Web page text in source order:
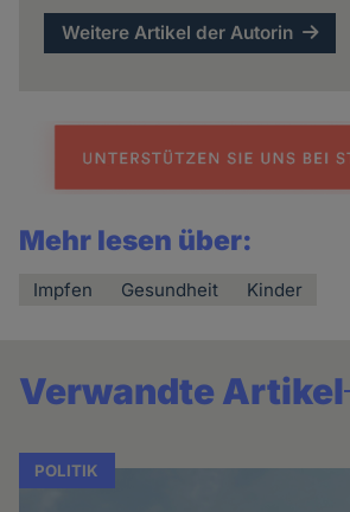
Weitere Artikel der Autorin
Mehr lesen über:
Impfen Gesundheit Kinder
Verwandte Artikel
POLITIK